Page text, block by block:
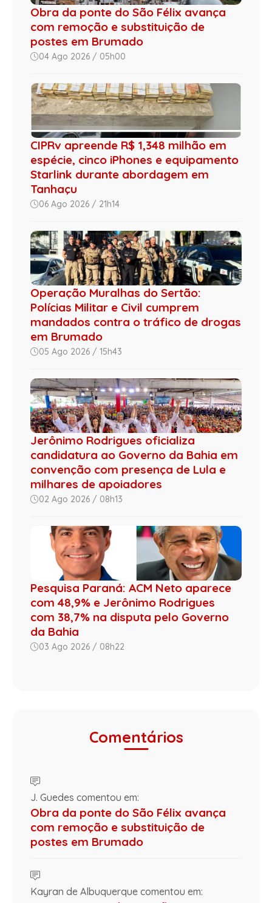
Obra da ponte do São Félix avança
com remoção e substituição de
postes em Brumado
04 Ago 2026 / 05h00
CIPRv apreende R$ 1,348 milhão em
espécie, cinco iPhones e equipamento
Starlink durante abordagem em
Tanhaçu
06 Ago 2026 / 21h14
Operação Muralhas do Sertão:
Polícias Militar e Civil cumprem
mandados contra o tráfico de drogas
em Brumado
05 Ago 2026 / 15h43
Jerônimo Rodrigues oficializa
candidatura ao Governo da Bahia em
convenção com presença de Lula e
milhares de apoiadores
02 Ago 2026 / 08h13
Pesquisa Paraná: ACM Neto aparece
com 48,9% e Jerônimo Rodrigues
com 38,7% na disputa pelo Governo
da Bahia
03 Ago 2026 / 08h22
Comentários
J. Guedes comentou em:
Obra da ponte do São Félix avança
com remoção e substituição de
postes em Brumado
Kayran de Albuquerque comentou em: